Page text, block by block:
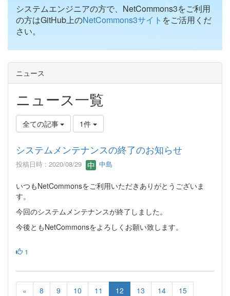
システムエンジニアの方で、NetCommons3をご利用
の方はGitHub上のNetCommons3サイト をご活用くだ
さい。
ニュース
ニュース一覧
全ての記事 1件
システムメンテナンスの終了のお知らせ
投稿日時 : 2020/08/29 中島
いつもNetCommonsをご利用いただきありがとうございま
す。
今回のシステムメンテナンスが終了しました。
今後ともNetCommonsをよろしくお願い致します。
1
« 8 9 10 11 12 13 14
15